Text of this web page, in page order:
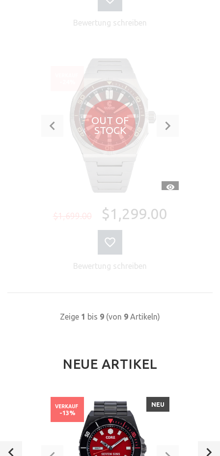
Bewertung schreiben
OUT OF
STOCK
$1,699.00 $1,299.00
Bewertung schreiben
Zeige 1 bis 9 (von 9 Artikeln)
NEUE ARTIKEL
NEU
VERKAUF
-13%